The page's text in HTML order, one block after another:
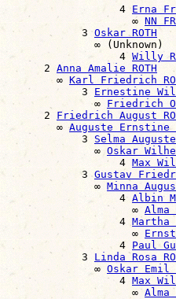
                  4
Erna
                    ∞
NN
            3
Oskar ROTH
              ∞ (Unknown)
                  4
Willy
      2
Anna Amalie ROTH
        ∞
Karl Friedrich
            3
Ernestine
              ∞
Friedrich
      2
Friedrich August
        ∞
Auguste Ernstine
            3
Selma Auguste
              ∞
Oskar
                  4
Max
            3
Gustav
              ∞
Minna
                  4
Albin
                    ∞
Alma
                  4
Martha
                    ∞
Ernst
                  4
Paul
            3
Linda Rosa
              ∞
Oskar Emil
                  4
Max
                    ∞
Alma